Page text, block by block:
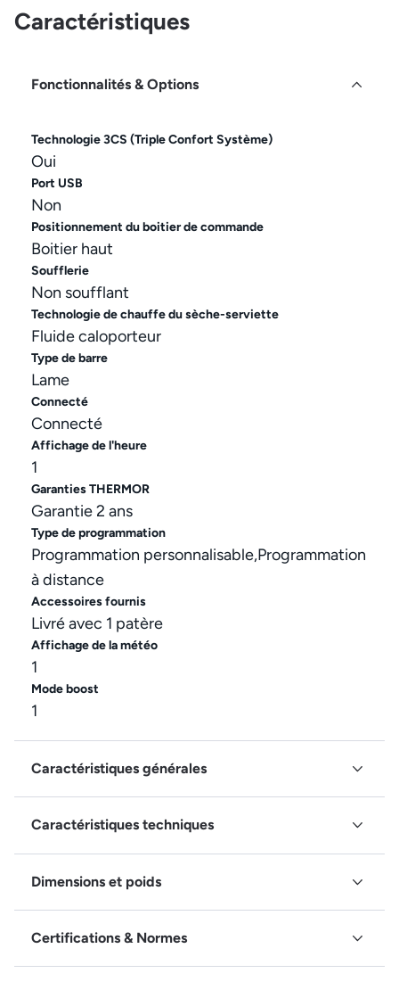
Caractéristiques
Fonctionnalités & Options
Technologie 3CS (Triple Confort Système)
Oui
Port USB
Non
Positionnement du boitier de commande
Boitier haut
Soufflerie
Non soufflant
Technologie de chauffe du sèche-serviette
Fluide caloporteur
Type de barre
Lame
Connecté
Connecté
Affichage de l'heure
1
Garanties THERMOR
Garantie 2 ans
Type de programmation
Programmation personnalisable,Programmation
à distance
Accessoires fournis
Livré avec 1 patère
Affichage de la météo
1
Mode boost
1
Caractéristiques générales
Caractéristiques techniques
Dimensions et poids
Certifications & Normes